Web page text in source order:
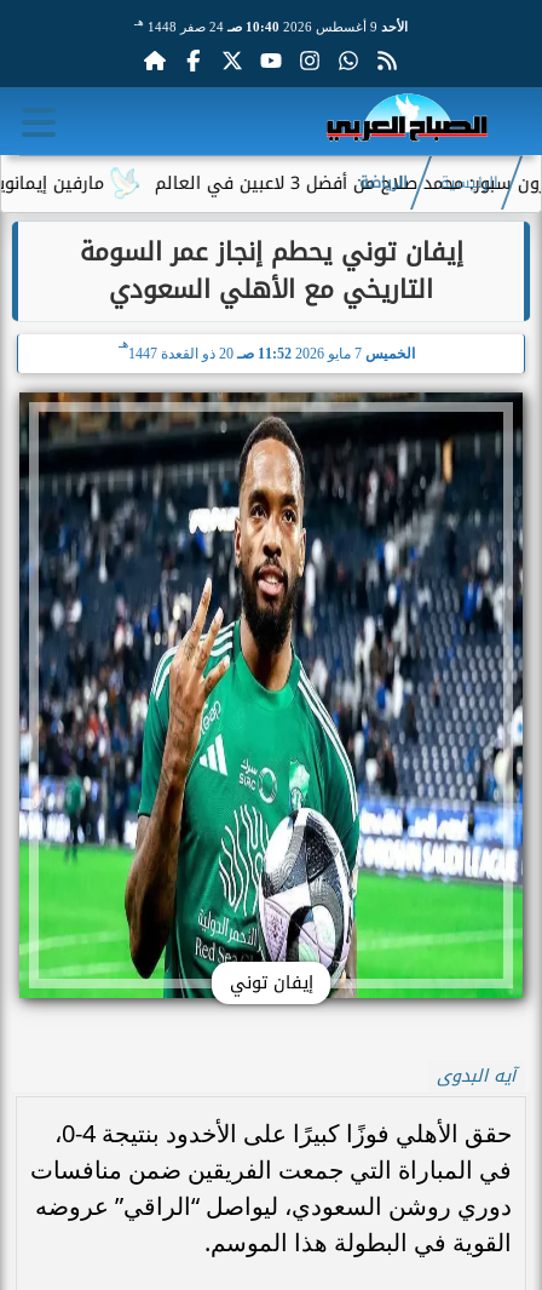
الأحد 10:40 صـ 24 صفر 1448 هـ
مارفين إيمانويل.. سائق 3 لاعبين في العالم
الرئيسية الرياضة
إيفان توني يحطم إنجاز عمر السومة
التاريخي مع الأهلي السعودي
الخميس 7 مايو 2026 11:52 صـ 20 ذو القعدة 1447
هـ
إيفان توني
آيه البدوى
حقق الأهلي فوزًا كبيرًا على الأخدود بنتيجة 4-0،
في المباراة التي جمعت الفريقين ضمن منافسات
دوري روشن السعودي، ليواصل “الراقي” عروضه
القوية في البطولة هذا الموسم.